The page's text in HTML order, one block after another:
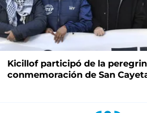
Kicillof participó de la
conmemoración de San